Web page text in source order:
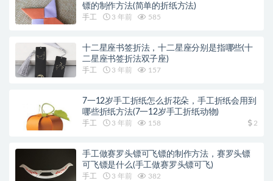
镖的制作方法(简单的折纸方法)
手工 3 年前 585
十二星座书签折法，十二星座分别是指哪些(十
二星座书签折法双子座)
手工 3 年前 157
7一12岁手工折纸怎么折花朵，手工折纸会用到
哪些折纸方法(7一12岁手工折纸动物)
手工 3 年前 158 2
手工做赛罗头镖可飞镖的制作方法，赛罗头镖
可飞镖是什么(手工做赛罗头镖可飞)
手工 3 年前 382